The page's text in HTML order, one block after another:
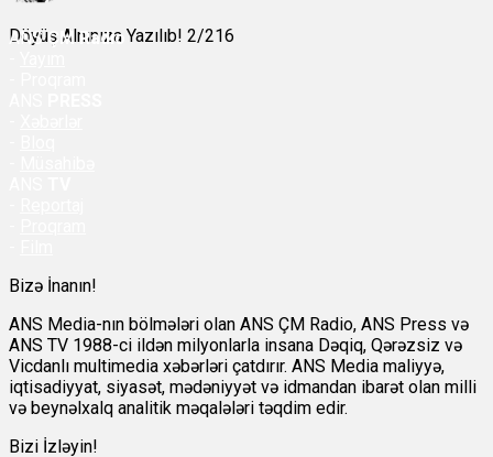
Döyüş Alnınıza Yazılıb! 2/216
ANSÇM Radio
Bizə İnanın!
ANS Media-nın bölmələri olan ANS ÇM Radio, ANS Press və
ANS TV 1988-ci ildən milyonlarla insana Dəqiq, Qərəzsiz və
Vicdanlı multimedia xəbərləri çatdırır. ANS Media maliyyə,
iqtisadiyyat, siyasət, mədəniyyət və idmandan ibarət olan milli
və beynəlxalq analitik məqalələri təqdim edir.
Bizi İzləyin!